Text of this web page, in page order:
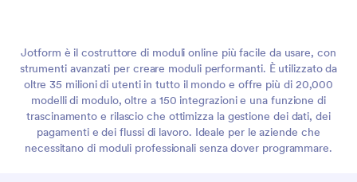
Jotform è il costruttore di moduli online più facile da usare, con
strumenti avanzati per creare moduli performanti. È utilizzato da
oltre 35 milioni di utenti in tutto il mondo e offre più di 20,000
modelli di modulo, oltre a 150 integrazioni e una funzione di
trascinamento e rilascio che ottimizza la gestione dei dati, dei
pagamenti e dei flussi di lavoro. Ideale per le aziende che
necessitano di moduli professionali senza dover programmare.